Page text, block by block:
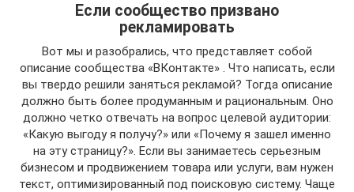
Если сообщество призвано
рекламировать
Вот мы и разобрались, что представляет собой
описание сообщества «ВКонтакте» . Что написать, если
вы твердо решили заняться рекламой? Тогда описание
должно быть более продуманным и рациональным. Оно
должно четко отвечать на вопрос целевой аудитории:
«Какую выгоду я получу?» или «Почему я зашел именно
на эту страницу?». Если вы занимаетесь серьезным
бизнесом и продвижением товара или услуги, вам нужен
текст, оптимизированный под поисковую систему. Чаще